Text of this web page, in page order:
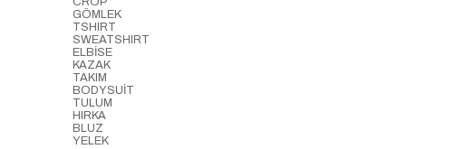
GÖMLEK
TSHIRT
SWEATSHIRT
ELBİSE
KAZAK
TAKIM
BODYSUİT
TULUM
HIRKA
BLUZ
YELEK